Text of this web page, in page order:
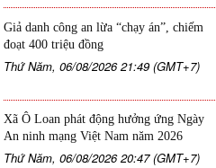
Giả danh công an lừa “chạy án”, chiếm
đoạt 400 triệu đồng
Thứ Năm, 06/08/2026 21:49 (GMT+7)
Xã Ô Loan phát động hưởng ứng Ngày
An ninh mạng Việt Nam năm 2026
Thứ Năm, 06/08/2026 20:47 (GMT+7)